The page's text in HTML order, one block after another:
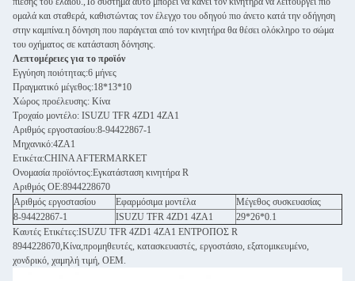
ομαλά και σταθερά, καθιστώντας τον έλεγχο του οδηγού πιο άνετο κατά την οδήγηση
στην καμπίνα.η δόνηση που παράγεται από τον κινητήρα θα θέσει ολόκληρο το σώμα
του οχήματος σε κατάσταση δόνησης.
Λεπτομέρειες για το προϊόν
Εγγύηση ποιότητας:6 μήνες
Πραγματικό μέγεθος:18*13*10
Χώρος προέλευσης: Κίνα
Τροχαίο μοντέλο: ISUZU TFR 4ZD1 4ZA1
Αριθμός εργοστασίου:8-94422867-1
Μηχανικό:4ZA1
Ετικέτα:CHINA AFTERMARKET
Ονομασία προϊόντος:Εγκατάσταση κινητήρα R
Αριθμός ΟΕ:8944228670
Αριθμός εργοστασίου
Εφαρμόσιμα μοντέλα
Μέγεθος συσκευασίας
8-94422867-1
ISUZU TFR 4ZD1 4ZA1
29*26*0.1
Καυτές Ετικέτες:ISUZU TFR 4ZD1 4ZA1 ΕΝΤΡΟΠΟΣ R
8944228670,Κίνα,προμηθευτές, κατασκευαστές, εργοστάσιο, εξατομικευμένο,
χονδρικό, χαμηλή τιμή, OEM.